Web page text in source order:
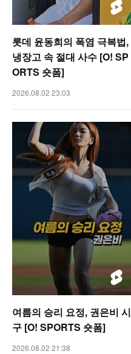
롯데 윤동희의 폭염 극복법,
냉장고 속 절대 사수 [O! SP
ORTS 숏폼]
2026.08.02 23:03
여름의 승리 요정, 권은비 시
구 [O! SPORTS 숏폼]
2026.08.02 21:38